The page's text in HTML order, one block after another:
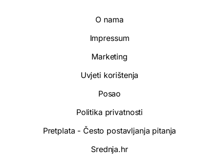
O nama
Impressum
Marketing
Uvjeti korištenja
Posao
Politika privatnosti
Pretplata - Često postavljanja pitanja
Srednja.hr